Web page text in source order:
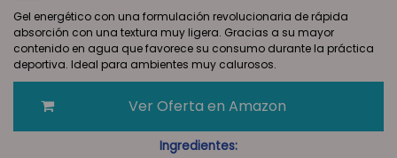
Gel energético con una formulación revolucionaria de rápida
absorción con una textura muy ligera. Gracias a su mayor
contenido en agua que favorece su consumo durante la práctica
deportiva. Ideal para ambientes muy calurosos.
Ver Oferta en Amazon
Ingredientes: